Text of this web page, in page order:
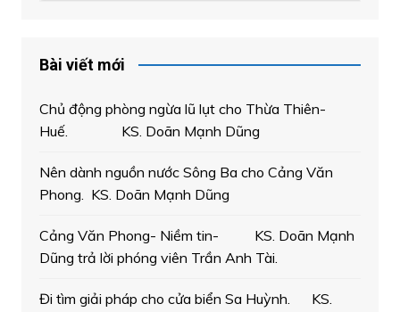
Bài viết mới
Chủ động phòng ngừa lũ lụt cho Thừa Thiên-
Huế. KS. Doãn Mạnh Dũng
Nên dành nguồn nước Sông Ba cho Cảng Văn
Phong. KS. Doãn Mạnh Dũng
Cảng Văn Phong- Niềm tin- KS. Doãn Mạnh
Dũng trả lời phóng viên Trần Anh Tài.
Đi tìm giải pháp cho cửa biển Sa Huỳnh. KS.